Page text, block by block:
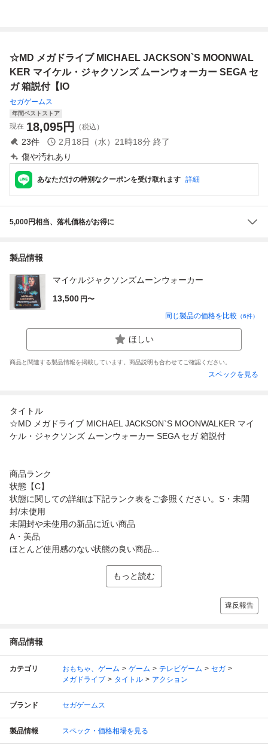
☆MD メガドライブ MICHAEL JACKSON`S MOONWAL
KER マイケル・ジャクソンズ ムーンウォーカー SEGA セ
ガ 箱説付【IO
セガゲームス
年間ベストストア
現在 18,095円 （税込）
23件 2月18日（水）21時18分 終了
傷や汚れあり
あなただけの特別なクーポンを受け取れます 詳細
5,000円相当、落札価格がお得に
製品情報
マイケルジャクソンズムーンウォーカー
13,500 円〜
同じ製品の価格を比較 （6件）
ほしい
商品と関連する製品情報を掲載しています。商品説明も合わせてご確認ください。
スペックを見る
タイトル
☆MD メガドライブ MICHAEL JACKSON`S MOONWALKER マイ
ケル・ジャクソンズ ムーンウォーカー SEGA セガ 箱説付
商品ランク
状態【C】
状態に関しての詳細は下記ランク表をご参照ください。S・未開
封/未使用
未開封や未使用の新品に近い商品
A・美品
ほとんど使用感のない状態の良い商品...
もっと読む
違反報告
商品情報
カテゴリ おもちゃ、ゲーム ゲーム テレビゲーム
セガ
メガドライブ
タイトル アクション
ブランド セガゲームス
製品情報 スペック・価格相場を見る